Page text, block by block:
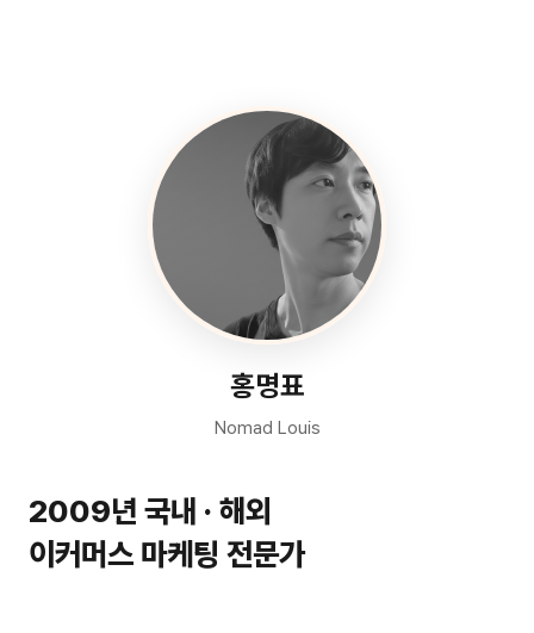
홍명표
Nomad Louis
2009년 국내 · 해외
이커머스 마케팅 전문가